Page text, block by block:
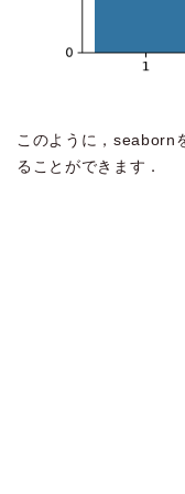
このように，seaborn
ることができます．